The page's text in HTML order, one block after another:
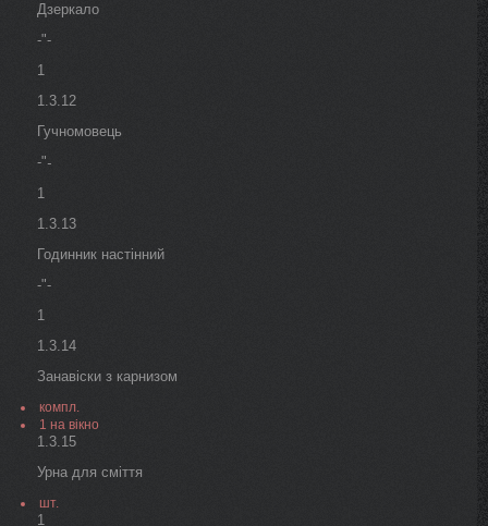
Дзеркало
-"-
1
1.3.12
Гучномовець
-"-
1
1.3.13
Годинник настінний
-"-
1
1.3.14
Занавіски з карнизом
компл.
1 на вікно
1.3.15
Урна для сміття
шт.
1